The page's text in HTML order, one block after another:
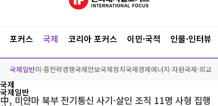
포커스 국제 코리아 포커스 이민·국적 인물·인터뷰
국제일반미·중전략경쟁국제안보국제정치국제경제에너지·자원국제·외교
국제
국제일반
中, 미얀마 북부 전기통신 사기·살인 조직 11명 사형 집행